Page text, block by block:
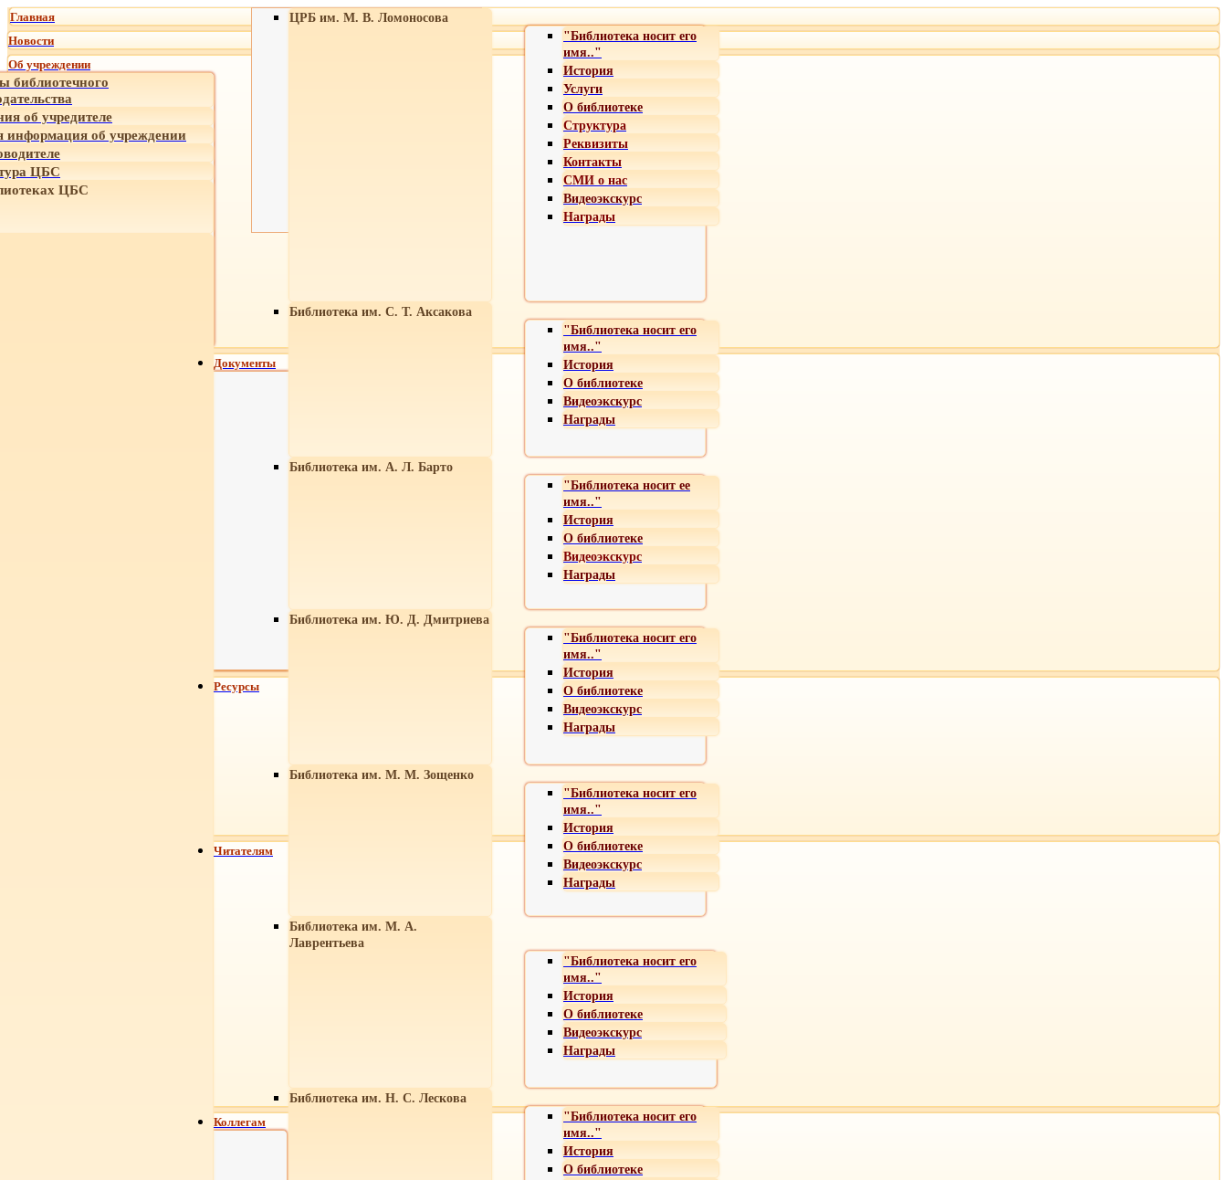
Главная
Новости
Об учреждении
библиотечного
об учредителе
об учреждении
ЦБС
ЦБС
ЦРБ им. М. В. Ломоносова
"Библиотека носит его
имя.."
История
Услуги
О библиотеке
Структура
Реквизиты
Контакты
СМИ о нас
Видеоэкскурс
Награды
Библиотека им. С. Т. Аксакова
"Библиотека носит его
имя.."
История
О библиотеке
Видеоэкскурс
Награды
Библиотека им. А. Л. Барто
"Библиотека носит ее
имя.."
История
О библиотеке
Видеоэкскурс
Награды
Библиотека им. Ю. Д. Дмитриева
"Библиотека носит его
имя.."
История
О библиотеке
Видеоэкскурс
Награды
Библиотека им. М. М. Зощенко
"Библиотека носит его
имя.."
История
О библиотеке
Видеоэкскурс
Награды
Библиотека им. М. А.
Лаврентьева
"Библиотека носит его
имя.."
История
О библиотеке
Видеоэкскурс
Награды
Библиотека им. Н. С. Лескова
"Библиотека носит его
имя.."
История
О библиотеке
Документы
Ресурсы
Читателям
Коллегам